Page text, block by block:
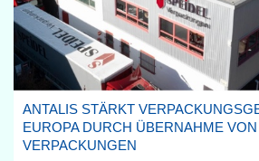
ANTALIS STÄRKT
EUROPA DURCH ÜBERNAHME
VERPACKUNGEN